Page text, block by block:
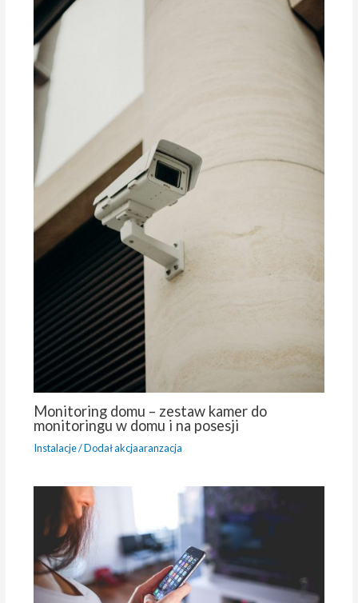
Monitoring domu – zestaw kamer do
monitoringu w domu i na posesji
Instalacje/ Dodałakcjaaranzacja